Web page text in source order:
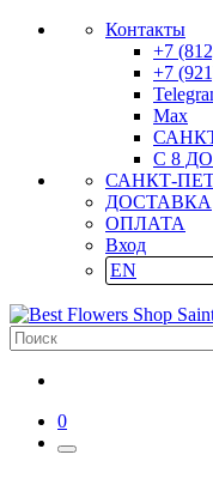
Контакты
+7
+7
Max
С 8 ДО
САНКТ-
ДОСТАВКА
ОПЛАТА
Вход
EN
0